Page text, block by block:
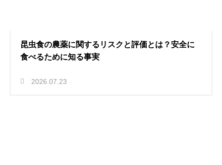
昆虫食の農薬に関するリスクと評価とは？安全に
食べるために知る事実
2026.07.23